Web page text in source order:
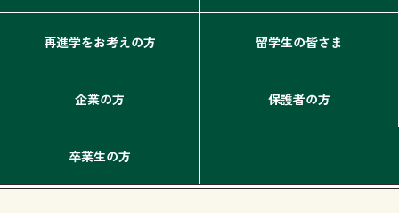
再進学をお考えの方 留学生の皆さま
企業の方 保護者の方
卒業生の方